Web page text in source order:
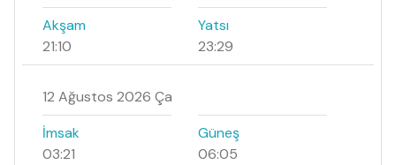
Akşam
21:10
Yatsı
23:29
12 Ağustos 2026 Ça
İmsak
03:21
Güneş
06:05